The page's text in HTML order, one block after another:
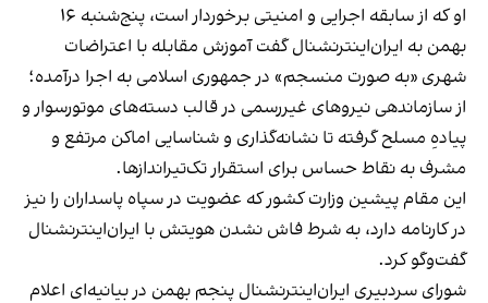
او که از سابقه اجرایی و امنیتی برخوردار است، پنج‌شنبه ۱۶
بهمن به ایران‌اینترنشنال گفت آموزش‌ مقابله با اعتراضات
شهری «به ‌صورت منسجم» در جمهوری اسلامی به اجرا درآمده؛
از سازماندهی نیروهای غیررسمی در قالب دسته‌های موتورسوار و
پیادهِ مسلح گرفته تا نشانه‌گذاری و شناسایی اماکن مرتفع و
مشرف به نقاط حساس برای استقرار تک‌تیراندازها.
این مقام پیشین وزارت کشور که عضویت در سپاه پاسداران را نیز
در کارنامه دارد، به‌ شرط فاش نشدن هویتش با ایران‌اینترنشنال
گفت‌وگو کرد.
شورای سردبیری ایران‌اینترنشنال پنجم بهمن در بیانیه‌ای اعلام